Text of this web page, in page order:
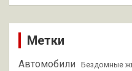
Метки
Автомобили Бездомные